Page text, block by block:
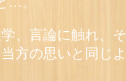
、言論に触れ、そ
方の思いと同じよ